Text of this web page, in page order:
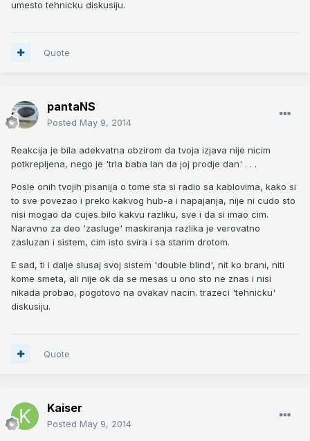
umesto tehnicku diskusiju.
Quote
pantaNS
Posted May 9, 2014
Reakcija je bila adekvatna obzirom da tvoja izjava nije nicim
potkrepljena, nego je 'trla baba lan da joj prodje dan' . . .
Posle onih tvojih pisanija o tome sta si radio sa kablovima, kako si
to sve povezao i preko kakvog hub-a i napajanja, nije ni cudo sto
nisi mogao da cujes bilo kakvu razliku, sve i da si imao cim.
Naravno za deo 'zasluge' maskiranja razlika je verovatno
zasluzan i sistem, cim isto svira i sa starim drotom.
E sad, ti i dalje slusaj svoj sistem 'double blind', nit ko brani, niti
kome smeta, ali nije ok da se mesas u ono sto ne znas i nisi
nikada probao, pogotovo na ovakav nacin. trazeci 'tehnicku'
diskusiju.
Quote
Kaiser
Posted May 9, 2014